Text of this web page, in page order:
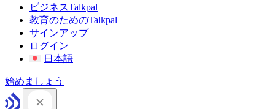
ビジネスTalkpal
教育のためのTalkpal
サインアップ
ログイン
日本語
始めましょう